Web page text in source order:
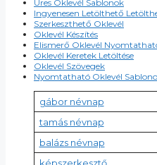
Üres Oklevél Sablonok
Ingyenesen Letölthető
Szerkeszthető Oklevél
Oklevél Készítés
Elismerő Oklevél
Oklevél Keretek Letöltése
Oklevél Szövegek
Nyomtatható Oklevél
gábor névnap
tamás névnap
balázs névnap